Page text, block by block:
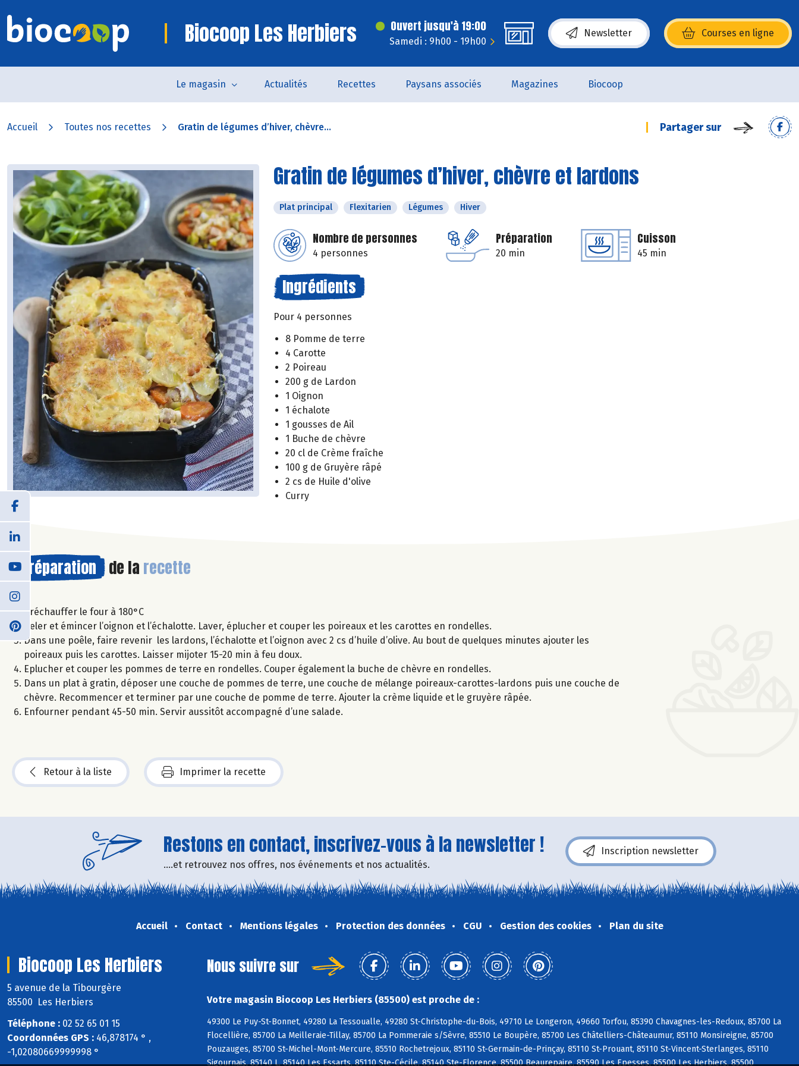
Biocoop Les Herbiers Ouvert jusqu'à 19:00
Samedi : 9h00 - 19h00
Newsletter Courses en ligne
(s’ouvre dans une nouvelle fenêtre)
Le magasin Actualités Recettes Paysans associés Magazines Biocoop
Accueil Toutes nos recettes Gratin de légumes d’hiver, chèvre... Partager sur
Gratin de légumes d’hiver, chèvre et lardons
Plat principal Flexitarien Légumes Hiver
Nombre de personnes
4 personnes
Préparation
20 min
Cuisson
45 min
Ingrédients
Pour 4 personnes
8 Pomme de terre
4 Carotte
2 Poireau
200 g de Lardon
1 Oignon
1 échalote
1 gousses de Ail
1 Buche de chèvre
20 cl de Crème fraîche
100 g de Gruyère râpé
2 cs de Huile d'olive
Curry
Préparation de la recette
Préchauffer le four à 180°C
Peler et émincer l’oignon et l’échalotte. Laver, éplucher et couper les poireaux et les carottes en rondelles.
Dans une poêle, faire revenir les lardons, l’échalotte et l’oignon avec 2 cs d’huile d’olive. Au bout de quelques minutes ajouter les
poireaux puis les carottes. Laisser mijoter 15-20 min à feu doux.
Eplucher et couper les pommes de terre en rondelles. Couper également la buche de chèvre en rondelles.
Dans un plat à gratin, déposer une couche de pommes de terre, une couche de mélange poireaux-carottes-lardons puis une couche de
chèvre. Recommencer et terminer par une couche de pomme de terre. Ajouter la crème liquide et le gruyère râpée.
Enfourner pendant 45-50 min. Servir aussitôt accompagné d’une salade.
Retour à la liste Imprimer la recette
Restons en contact, inscrivez-vous à la newsletter !
....et retrouvez nos offres, nos événements et nos actualités.
Inscription newsletter
Accueil Contact Mentions légales Protection des données CGU Gestion des cookies Plan du site
Biocoop Les Herbiers
5 avenue de la Tibourgère
85500 Les Herbiers
Téléphone : 02 52 65 01 15
Coordonnées GPS : 46,878174 ° ,
-1,02080669999998 °
Nous suivre sur
Votre magasin Biocoop Les Herbiers (85500) est proche de :
49300 Le Puy-St-Bonnet, 49280 La Tessoualle, 49280 St-Christophe-du-Bois, 49710 Le Longeron, 49660 Torfou, 85390 Chavagnes-les-Redoux, 85700 La
Flocellière, 85700 La Meilleraie-Tillay, 85700 La Pommeraie s/Sèvre, 85510 Le Boupère, 85700 Les Châtelliers-Châteaumur, 85110 Monsireigne, 85700
Pouzauges, 85700 St-Michel-Mont-Mercure, 85510 Rochetrejoux, 85110 St-Germain-de-Prinçay, 85110 St-Prouant, 85110 St-Vincent-Sterlanges, 85110
Sigournais, 85140 L, 85140 Les Essarts, 85110 Ste-Cécile, 85140 Ste-Florence, 85500 Beaurepaire, 85590 Les Epesses, 85500 Les Herbiers, 85500